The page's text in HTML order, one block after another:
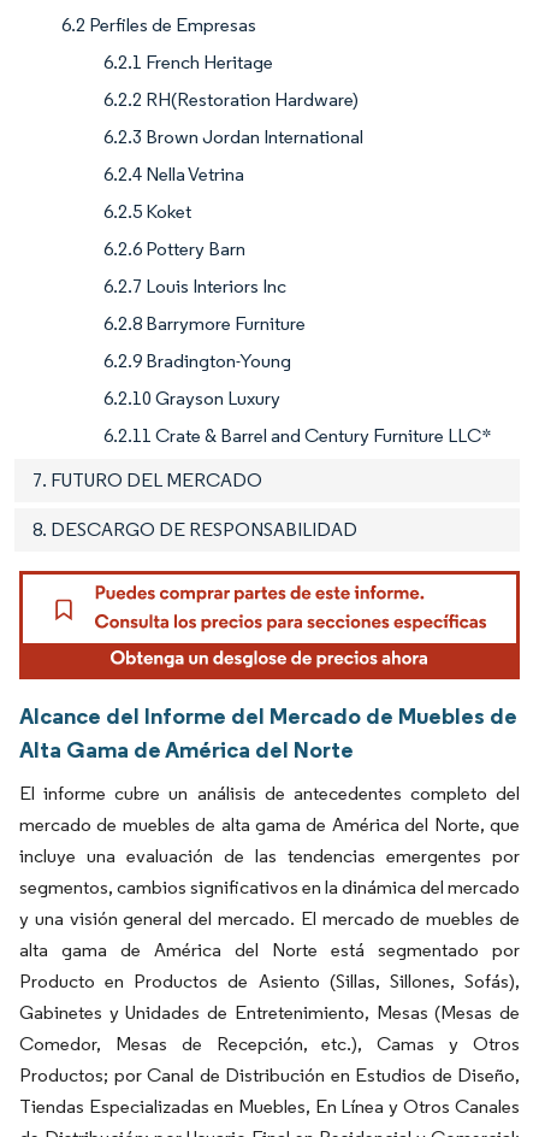
6.2 Perfiles de Empresas
6.2.1 French Heritage
6.2.2 RH(Restoration Hardware)
6.2.3 Brown Jordan International
6.2.4 Nella Vetrina
6.2.5 Koket
6.2.6 Pottery Barn
6.2.7 Louis Interiors Inc
6.2.8 Barrymore Furniture
6.2.9 Bradington-Young
6.2.10 Grayson Luxury
6.2.11 Crate & Barrel and Century Furniture LLC*
7. FUTURO DEL MERCADO
8. DESCARGO DE RESPONSABILIDAD
Alcance del Informe del Mercado de Muebles de
Alta Gama de América del Norte
El informe cubre un análisis de antecedentes completo del
mercado de muebles de alta gama de América del Norte, que
incluye una evaluación de las tendencias emergentes por
segmentos, cambios significativos en la dinámica del mercado
y una visión general del mercado. El mercado de muebles de
alta gama de América del Norte está segmentado por
Producto en Productos de Asiento (Sillas, Sillones, Sofás),
Gabinetes y Unidades de Entretenimiento, Mesas (Mesas de
Comedor, Mesas de Recepción, etc.), Camas y Otros
Productos; por Canal de Distribución en Estudios de Diseño,
Tiendas Especializadas en Muebles, En Línea y Otros Canales